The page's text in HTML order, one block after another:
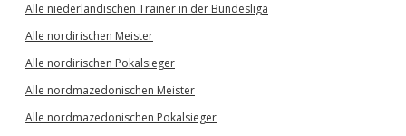
Alle niederländischen Trainer in der Bundesliga
Alle nordirischen Meister
Alle nordirischen Pokalsieger
Alle nordmazedonischen Meister
Alle nordmazedonischen Pokalsieger